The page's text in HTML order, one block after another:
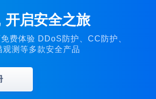
开启安全之旅
费体验 DDoS防护、CC防护、
测等多款安全产品